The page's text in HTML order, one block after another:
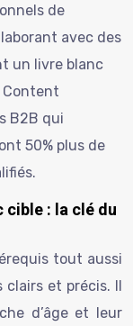
de
avec des
un livre blanc
Content
B2B qui
50% plus de
: la clé du
tout aussi
et précis. Il
d’âge et leur